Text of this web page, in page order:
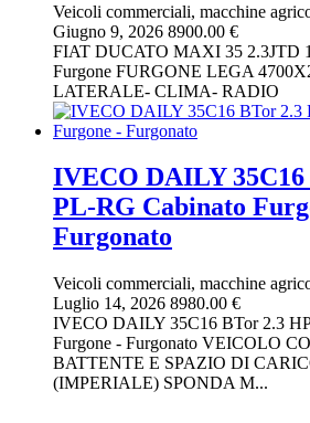
Veicoli commerciali, macchine
Giugno 9, 2026 8900.00 €
FIAT DUCATO MAXI 35 2.3JTD
Furgone FURGONE LEGA
LATERALE- CLIMA- RADIO
IVECO DAILY
PL-RG Cabinato
Furgonato
Veicoli commerciali, macchine
Luglio 14, 2026 8980.00 €
IVECO DAILY 35C16 BTor 2.3
Furgone - Furgonato VEICOLO
BATTENTE E SPAZIO DI
(IMPERIALE) SPONDA M...